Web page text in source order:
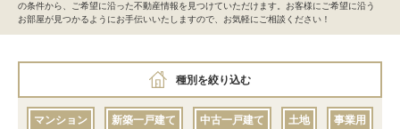
の条件から、ご希望に沿った不動産情報を見つけていただけます。お客様にご希望に沿う
お部屋が見つかるようにお手伝いいたしますので、お気軽にご相談ください！
種別を絞り込む
マンション 新築一戸建て 中古一戸建て 土地 事業用